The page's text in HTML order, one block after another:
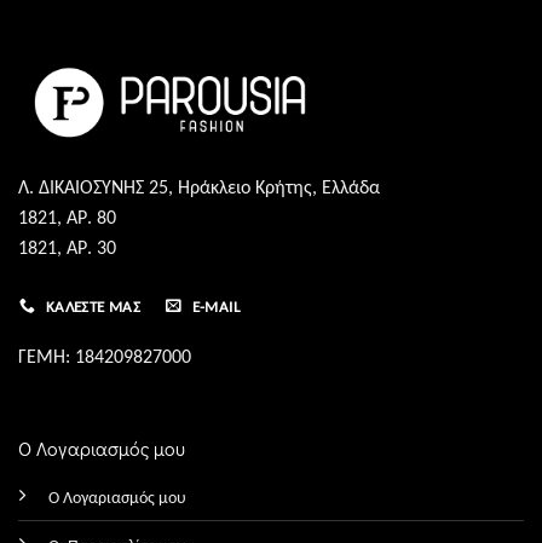
Λ. ΔΙΚΑΙΟΣΥΝΗΣ 25, Ηράκλειο Κρήτης, Ελλάδα
1821, ΑΡ. 80
1821, ΑΡ. 30
ΚΑΛΈΣΤΕ ΜΑΣ E-MAIL
ΓΕΜΗ: 184209827000
Ο Λογαριασμός μου
Ο Λογαριασμός μου